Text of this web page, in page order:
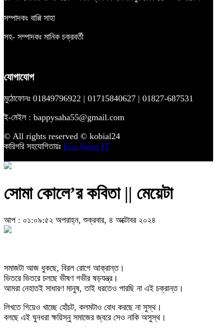
সম্পাদকঃ বাপ্পি সাহা
সহ- সম্পাদকঃ মানিক চক্রবর্তী
যোগাযোগ
মুঠোফোনঃ 01849796922 | 01715840627 | 01827-687531
ই-মেইল : bappysaha55@gmail.com
© All rights reserved © kobial24
কারিগরি সহযোগিতায়ঃ Eco Verse IT
সোমা কোলে’র কবিতা || মেয়েটা
আপ : ০১:০৯:৫২ অপরাহ্ন, শুক্রবার, ৪ অক্টোবর ২০২৪
সমাজটা আজ ধুকছে, বিরল রোগে আক্রান্ত।
ভিতরে ভিতরে চলছে ভীষণ গভীর ষড়যন্ত্র।
আমরা নেহাতই সাধারণ মানুষ, তাই ধরতেও পারছি না এই চক্রান্ত।
লিখতে গিয়েও খাচ্ছে হোঁচট, কলমটাও বোধ করছে না সুস্থ।
বলছে এই ঘুনধরা ক্ষয়িস্নু সমাজের জ্বরে সেও নাকি অসুস্থ।